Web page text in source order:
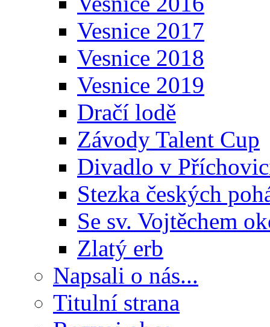
Vesnice 2017
Vesnice 2018
Vesnice 2019
Dračí lodě
Závody Talent Cup
Divadlo v
Stezka českých
Se sv. Vojtěchem
Zlatý erb
Napsali o nás...
Titulní strana